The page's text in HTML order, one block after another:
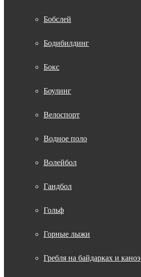
Бобслей
Бодибилдинг
Бокс
Боулинг
Велоспорт
Водное поло
Волейбол
Гандбол
Гольф
Горные лыжи
Гребля на байдарках и каноэ